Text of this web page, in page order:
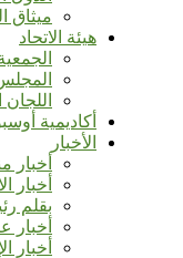
ميثاق
هيئة الاتحاد
اللجان
أكاديمية
الأخبار
أخبار
أخبار
بقلم
أخبار
أخبار